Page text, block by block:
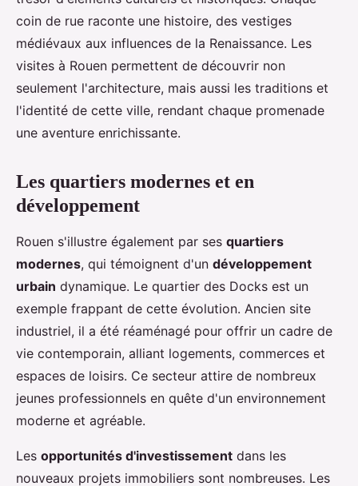
coin de rue raconte une histoire, des vestiges
médiévaux aux influences de la Renaissance. Les
visites à Rouen permettent de découvrir non
seulement l'architecture, mais aussi les traditions et
l'identité de cette ville, rendant chaque promenade
une aventure enrichissante.
Les quartiers modernes et en
développement
Rouen s'illustre également par ses quartiers
modernes, qui témoignent d'un développement
urbain dynamique. Le quartier des Docks est un
exemple frappant de cette évolution. Ancien site
industriel, il a été réaménagé pour offrir un cadre de
vie contemporain, alliant logements, commerces et
espaces de loisirs. Ce secteur attire de nombreux
jeunes professionnels en quête d'un environnement
moderne et agréable.
Les opportunités d'investissement dans les
nouveaux projets immobiliers sont nombreuses. Les